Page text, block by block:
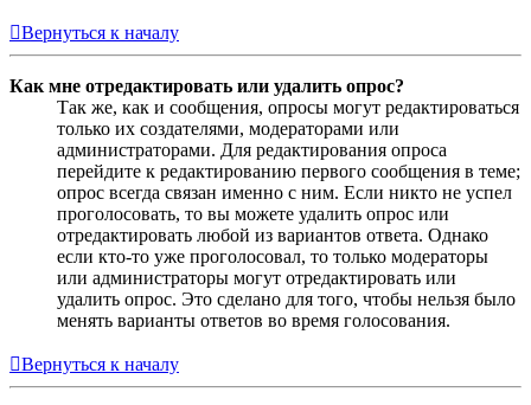
Вернуться к началу
Как мне отредактировать или удалить опрос?
Так же, как и сообщения, опросы могут редактироваться
только их создателями, модераторами или
администраторами. Для редактирования опроса
перейдите к редактированию первого сообщения в теме;
опрос всегда связан именно с ним. Если никто не успел
проголосовать, то вы можете удалить опрос или
отредактировать любой из вариантов ответа. Однако
если кто-то уже проголосовал, то только модераторы
или администраторы могут отредактировать или
удалить опрос. Это сделано для того, чтобы нельзя было
менять варианты ответов во время голосования.
Вернуться к началу